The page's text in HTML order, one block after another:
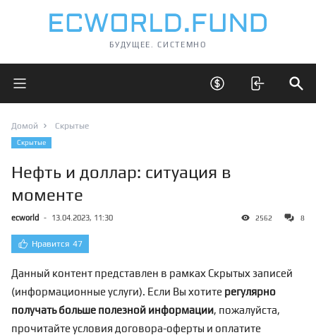
БУДУЩЕЕ. СИСТЕМНО
Открыть главное меню Открыть скрытые
Домой Скрытые
Скрытые
Нефть и доллар: ситуация в
моменте
ecworld - 13.04.2023, 11:30 2562 8
Нравится 47
Данный контент представлен в рамках Скрытых записей
(информационные услуги). Если Вы хотите регулярно
получать больше полезной информации, пожалуйста,
прочитайте условия договора-оферты и оплатите